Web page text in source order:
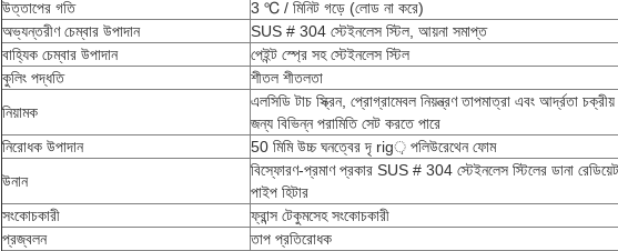
উত্তাপের গতি
3 ℃ / মিনিট গড়ে (লোড না করে)
অভ্যন্তরীণ চেম্বার উপাদান
SUS # 304 স্টেইনলেস স্টিল, আয়না সমাপ্ত
বাহ্যিক চেম্বার উপাদান
পেইন্ট স্প্রে সহ স্টেইনলেস স্টিল
কুলিং পদ্ধতি
শীতল শীতলতা
নিয়ামক
এলসিডি টাচ স্ক্রিন, প্রোগ্রামেবল নিয়ন্ত্রণ তাপমাত্রা এবং আর্দ্রতা চক্রীয়
জন্য বিভিন্ন পরামিতি সেট করতে পারে
নিরোধক উপাদান
50 মিমি উচ্চ ঘনত্বের দৃ rig় পলিউরেথেন ফোম
উনান
বিস্ফোরণ-প্রমাণ প্রকার SUS # 304 স্টেইনলেস স্টিলের ডানা
পাইপ হিটার
সংকোচকারী
ফ্রান্স টেকুমসেহ সংকোচকারী
প্রজ্বলন
তাপ প্রতিরোধক